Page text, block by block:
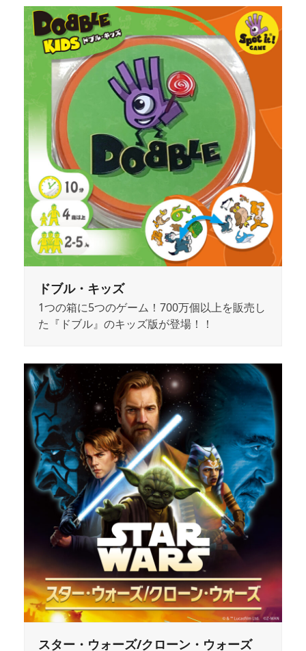
ドブル・キッズ
1つの箱に5つのゲーム！700万個以上を販売し
た『ドブル』のキッズ版が登場！！
スター・ウォーズ/クローン・ウォーズ